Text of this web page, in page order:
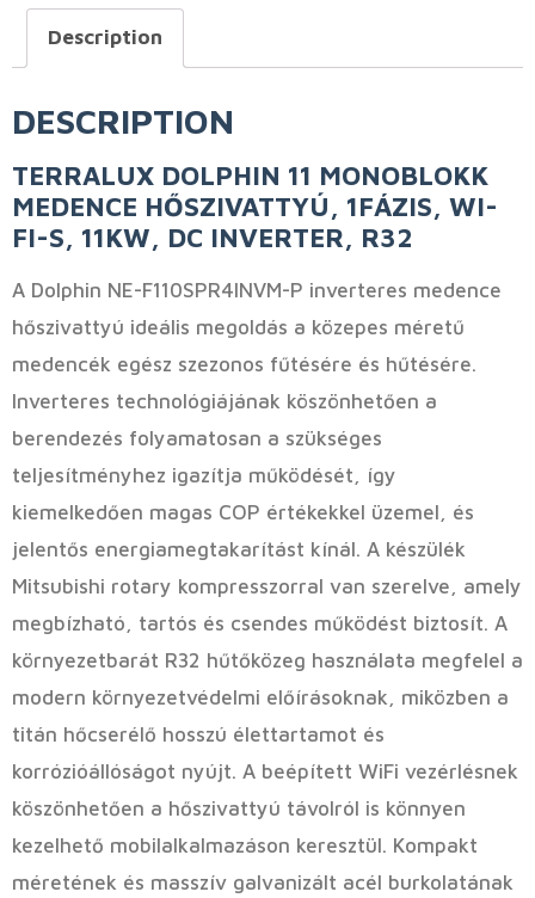
Description
DESCRIPTION
TERRALUX DOLPHIN 11 MONOBLOKK
MEDENCE HŐSZIVATTYÚ, 1FÁZIS, WI-
FI-S, 11KW, DC INVERTER, R32
A Dolphin NE-F110SPR4INVM-P inverteres medence
hőszivattyú ideális megoldás a közepes méretű
medencék egész szezonos fűtésére és hűtésére.
Inverteres technológiájának köszönhetően a
berendezés folyamatosan a szükséges
teljesítményhez igazítja működését, így
kiemelkedően magas COP értékekkel üzemel, és
jelentős energiamegtakarítást kínál. A készülék
Mitsubishi rotary kompresszorral van szerelve, amely
megbízható, tartós és csendes működést biztosít. A
környezetbarát R32 hűtőközeg használata megfelel a
modern környezetvédelmi előírásoknak, miközben a
titán hőcserélő hosszú élettartamot és
korrózióállóságot nyújt. A beépített WiFi vezérlésnek
köszönhetően a hőszivattyú távolról is könnyen
kezelhető mobilalkalmazáson keresztül. Kompakt
méretének és masszív galvanizált acél burkolatának